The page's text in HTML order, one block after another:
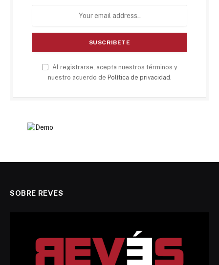
Al registrarse, acepta nuestros términos y
nuestro acuerdo de Política de privacidad .
SOBRE REVES